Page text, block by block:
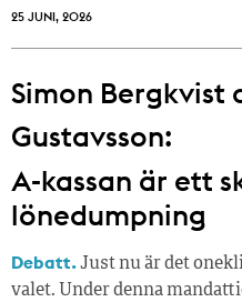
25 JUNI, 2026
Simon Bergkvist
Gustavsson:
A-kassan är ett
lönedumpning
Debatt.Just nu är det
valet. Under denna